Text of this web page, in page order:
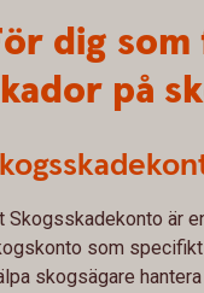
dig
på
Skogsskadekonto är
som
skogsägare hantera